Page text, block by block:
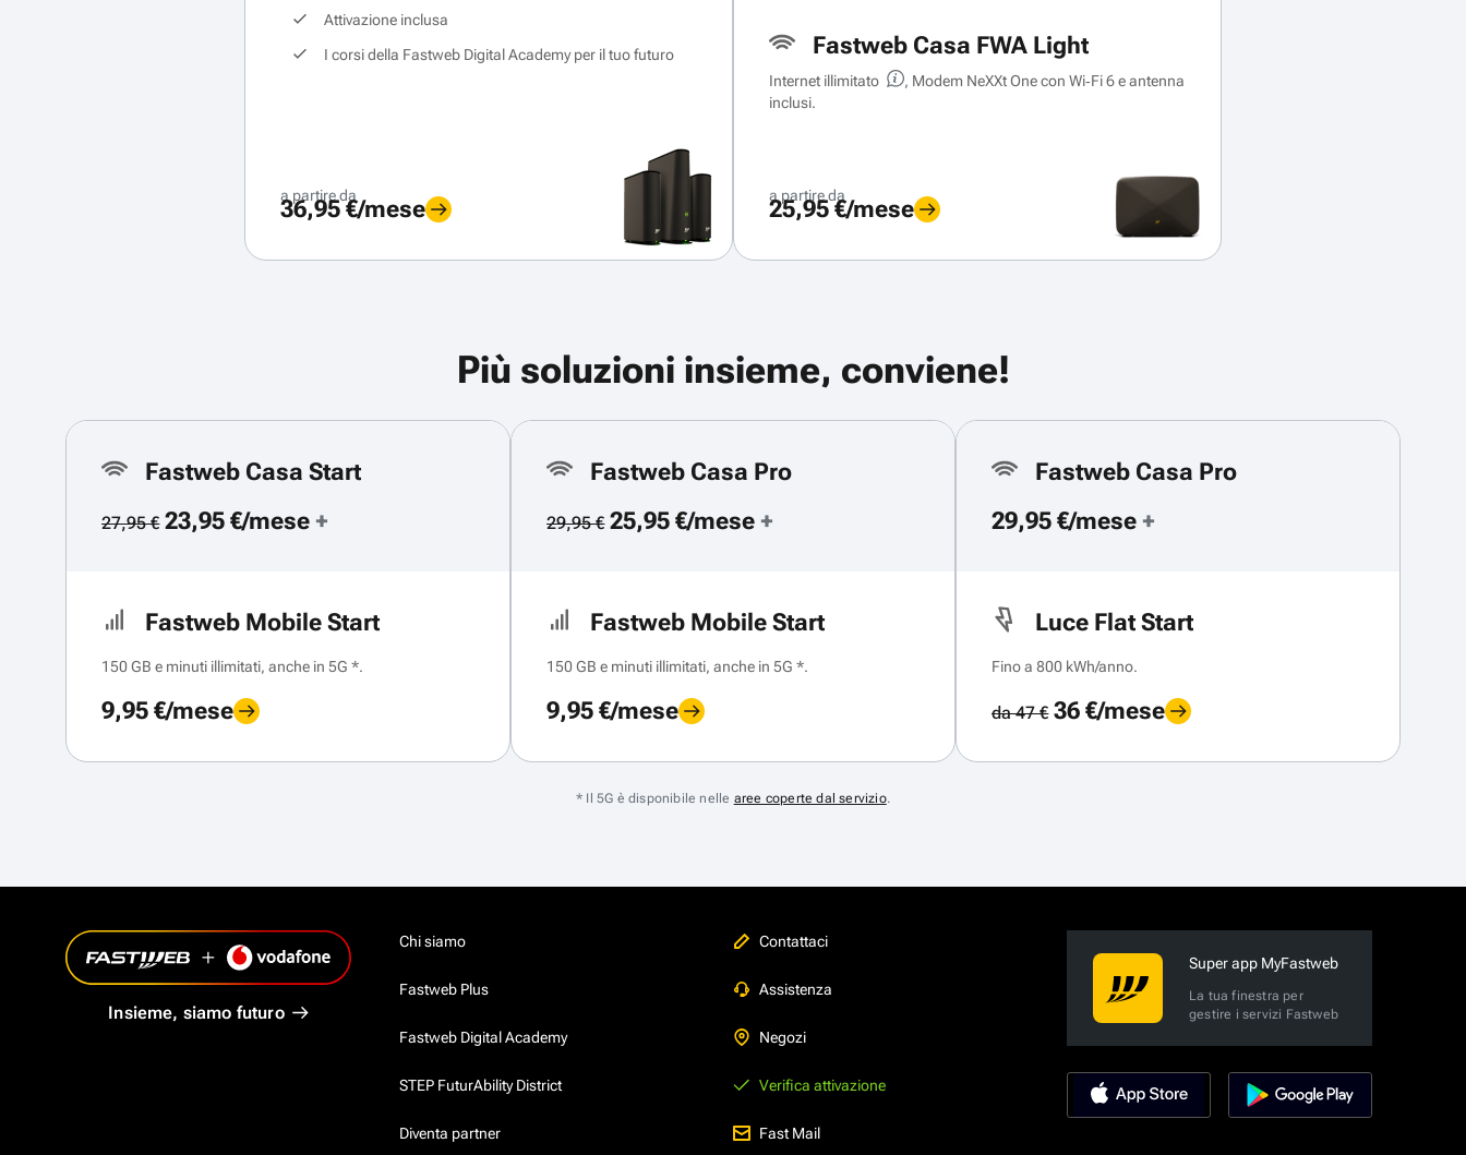
Attivazione inclusa
I corsi della Fastweb Digital Academy per il tuo futuro
a partire da
36,95 €/mese
Fastweb Casa FWA Light
Internet illimitato
, Modem NeXXt One con Wi‑Fi 6 e antenna
inclusi.
a partire da
25,95 €/mese
Più soluzioni insieme, conviene!
Fastweb Casa Start
27,95 €23,95 €/mese +
Fastweb Mobile Start
150 GB e minuti illimitati, anche in 5G *.
9,95 €/mese
Fastweb Casa Pro
29,95 €25,95 €/mese +
Fastweb Mobile Start
150 GB e minuti illimitati, anche in 5G *.
9,95 €/mese
Fastweb Casa Pro
29,95 €/mese +
Luce Flat Start
Fino a 800 kWh/anno.
da 47 €36 €/mese
* Il 5G è disponibile nelle aree coperte dal servizio.
Insieme, siamo futuro
Chi siamo
Fastweb Plus
Fastweb Digital Academy
STEP FuturAbility District
Diventa partner
Contattaci
Assistenza
Negozi
Verifica attivazione
Fast Mail
Super app MyFastweb
La tua finestra per
gestire i servizi Fastweb